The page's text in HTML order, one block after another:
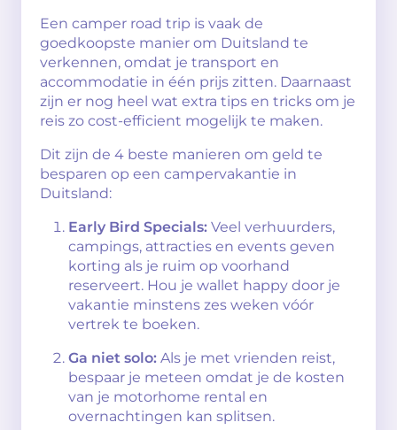
Een camper road trip is vaak de
goedkoopste manier om Duitsland te
verkennen, omdat je transport en
accommodatie in één prijs zitten. Daarnaast
zijn er nog heel wat extra tips en tricks om je
reis zo cost-efficient mogelijk te maken.
Dit zijn de 4 beste manieren om geld te
besparen op een campervakantie in
Duitsland:
Early Bird Specials: Veel verhuurders,
campings, attracties en events geven
korting als je ruim op voorhand
reserveert. Hou je wallet happy door je
vakantie minstens zes weken vóór
vertrek te boeken.
Ga niet solo: Als je met vrienden reist,
bespaar je meteen omdat je de kosten
van je motorhome rental en
overnachtingen kan splitsen.